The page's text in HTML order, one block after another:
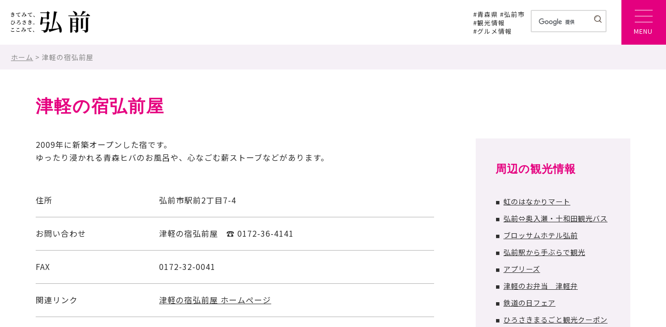
MENU
#青森県 #弘前市
#観光情報
#グルメ情報
ホーム > 津軽の宿弘前屋
津軽の宿弘前屋
2009年に新築オープンした宿です。
ゆったり浸かれる青森ヒバのお風呂や、心なごむ薪ストーブなどがあります。
住所 弘前市駅前2丁目7-4
お問い合わせ 津軽の宿弘前屋 ☎ 0172-36-4141
FAX 0172-32-0041
関連リンク 津軽の宿弘前屋 ホームページ
周辺の観光情報
■ 虹のはなかりマート
■ 弘前⇔奥入瀬・十和田観光バス
■ ブロッサムホテル弘前
■ 弘前駅から手ぶらで観光
■ アプリーズ
■ 津軽のお弁当 津軽弁
■ 鉄道の日フェア
■ ひろさきまるごと観光クーポン